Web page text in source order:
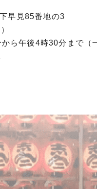
早見85番地の3
ら午後4時30分まで（